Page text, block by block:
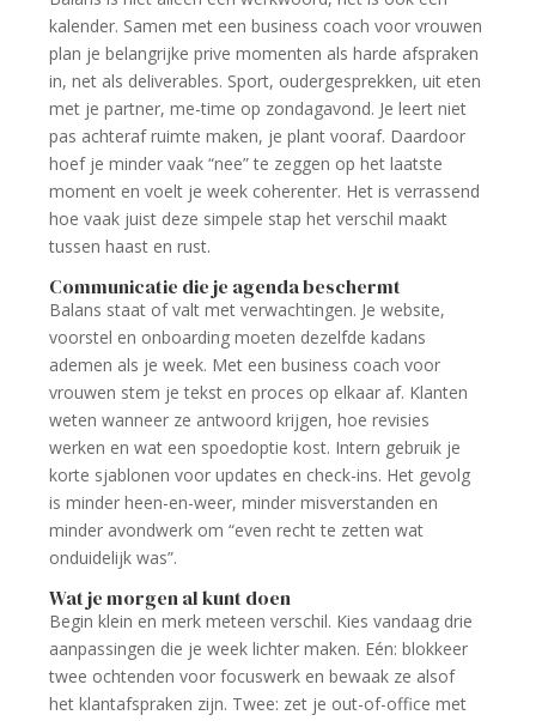
kalender. Samen met een business coach voor vrouwen
plan je belangrijke prive momenten als harde afspraken
in, net als deliverables. Sport, oudergesprekken, uit eten
met je partner, me-time op zondagavond. Je leert niet
pas achteraf ruimte maken, je plant vooraf. Daardoor
hoef je minder vaak “nee” te zeggen op het laatste
moment en voelt je week coherenter. Het is verrassend
hoe vaak juist deze simpele stap het verschil maakt
tussen haast en rust.
Communicatie die je agenda beschermt
Balans staat of valt met verwachtingen. Je website,
voorstel en onboarding moeten dezelfde kadans
ademen als je week. Met een business coach voor
vrouwen stem je tekst en proces op elkaar af. Klanten
weten wanneer ze antwoord krijgen, hoe revisies
werken en wat een spoedoptie kost. Intern gebruik je
korte sjablonen voor updates en check-ins. Het gevolg
is minder heen-en-weer, minder misverstanden en
minder avondwerk om “even recht te zetten wat
onduidelijk was”.
Wat je morgen al kunt doen
Begin klein en merk meteen verschil. Kies vandaag drie
aanpassingen die je week lichter maken. Eén: blokkeer
twee ochtenden voor focuswerk en bewaak ze alsof
het klantafspraken zijn. Twee: zet je out-of-office met